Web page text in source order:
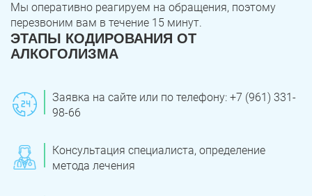
Мы оперативно реагируем на обращения, поэтому
перезвоним вам в течение 15 минут.
ЭТАПЫ КОДИРОВАНИЯ ОТ
АЛКОГОЛИЗМА
Заявка на сайте или по телефону: +7 (961) 331-
98-66
Консультация специалиста, определение
метода лечения